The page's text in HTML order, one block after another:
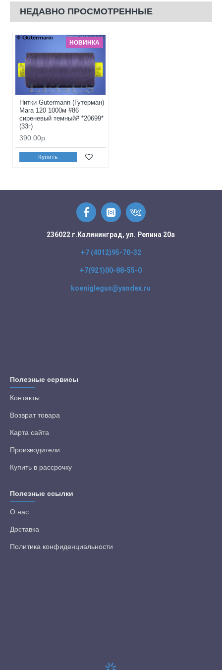
НЕДАВНО ПРОСМОТРЕННЫЕ
НОВИНКА
Нитки Gutermann (Гутерман)
Mara 120 1000м #86
сиреневый темный# *20699*
(33г)
390.00р.
Купить
236022 г.Калининград, ул. Репина 20а
+7 (4012)95-70-32
+7(921)00-88-55-0
koeniglegus@yandex.ru
Полезные сервисы
Контакты
Возврат товара
Карта сайта
Производители
Купить в рассрочку
Полезные ссылки
О нас
Доставка
Политика конфиденциальности